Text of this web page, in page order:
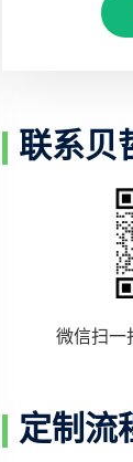
联系贝
微信扫一
定制流